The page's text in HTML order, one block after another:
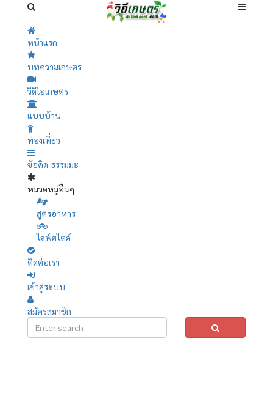
หน้าแรก
บทความเกษตร
วีดีโอเกษตร
แบบบ้าน
ท่องเที่ยว
ข้อคิด-ธรรมมะ
หมวดหมู่อื่นๆ
สูตรอาหาร
ไลฟ์สไตล์
ติดต่อเรา
เข้าสู่ระบบ
สมัครสมาชิก